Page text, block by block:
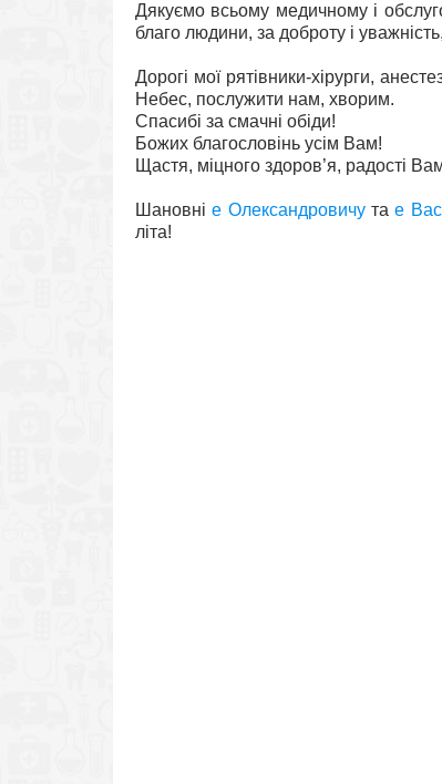
Дякуємо всьому медичному і
благо людини, за доброту і
Дорогі мої рятівники-хірурги,
Небес, послужити нам, хворим.
Спасибі за смачні обіди!
Божих благословінь усім Вам!
Щастя, міцного здоров’я, радості
Шановніе Олександровичутае
літа!